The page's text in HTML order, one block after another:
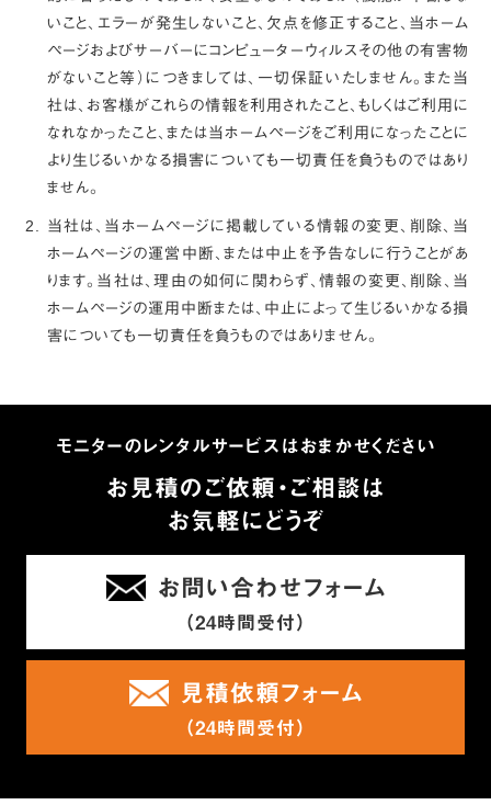
いこと、エラーが発生しないこと、欠点を修正すること、当ホーム
ページおよびサーバーにコンピューターウィルスその他の有害物
がないこと等）につきましては、一切保証いたしません。また当
社は、お客様がこれらの情報を利用されたこと、もしくはご利用に
なれなかったこと、または当ホームページをご利用になったことに
より生じるいかなる損害についても一切責任を負うものではあり
ません。
当社は、当ホームページに掲載している情報の変更、削除、当
ホームページの運営中断、または中止を予告なしに行うことがあ
ります。当社は、理由の如何に関わらず、情報の変更、削除、当
ホームページの運用中断または、中止によって生じるいかなる損
害についても一切責任を負うものではありません。
モニターのレンタルサービスはおまかせください
お見積のご依頼・ご相談は
お気軽にどうぞ
お問い合わせフォーム
（24時間受付）
見積依頼フォーム
（24時間受付）